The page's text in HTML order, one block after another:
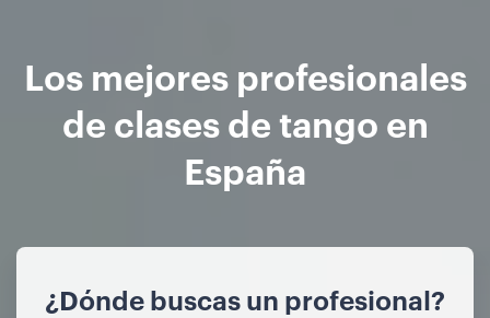
Los mejores profesionales
de clases de tango en
España
¿Dónde buscas un profesional?